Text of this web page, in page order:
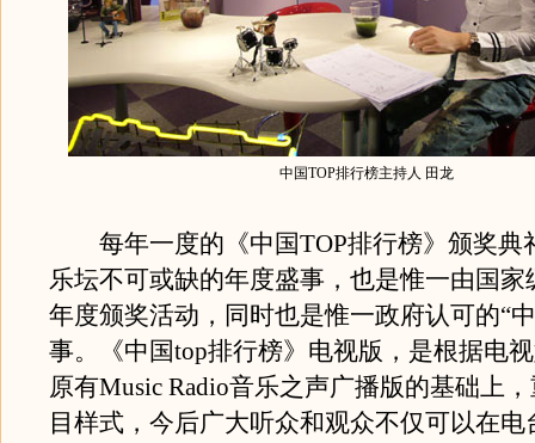
中国TOP排行榜主持人 田龙
每年一度的《中国TOP排行榜》颁奖典
乐坛不可或缺的年度盛事，也是惟一由国家
年度颁奖活动，同时也是惟一政府认可的“
事。《中国top排行榜》电视版，是根据电
原有Music Radio音乐之声广播版的基础上
目样式，今后广大听众和观众不仅可以在电